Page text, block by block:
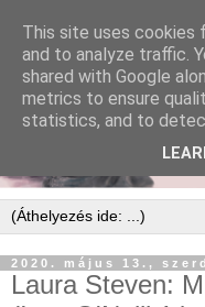
2020. május 13.,
Laura Steven:
This site uses cookies
and to analyze traffic.
shared with Google
metrics to ensure
statistics, and to